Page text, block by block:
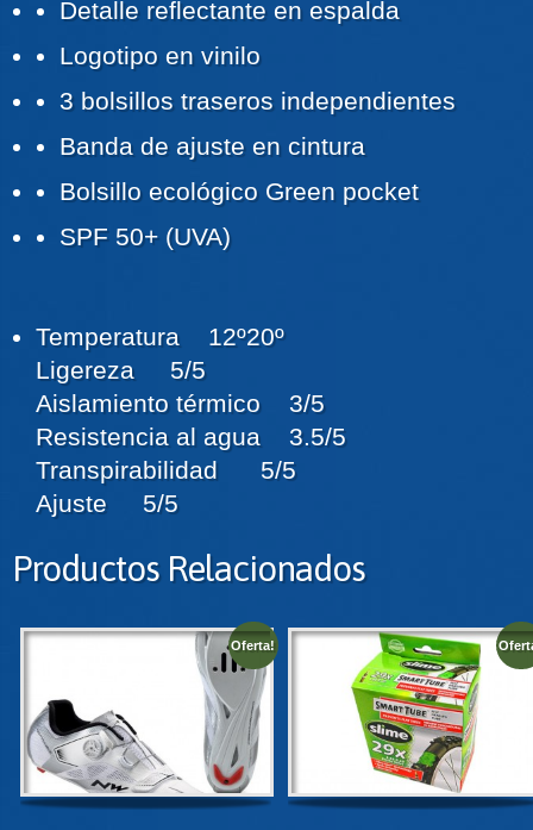
Detalle reflectante en espalda
Logotipo en vinilo
3 bolsillos traseros independientes
Banda de ajuste en cintura
Bolsillo ecológico Green pocket
SPF 50+ (UVA)
Temperatura 12º20º
Ligereza 5/5
Aislamiento térmico 3/5
Resistencia al agua 3.5/5
Transpirabilidad 5/5
Ajuste 5/5
Productos Relacionados
Oferta!